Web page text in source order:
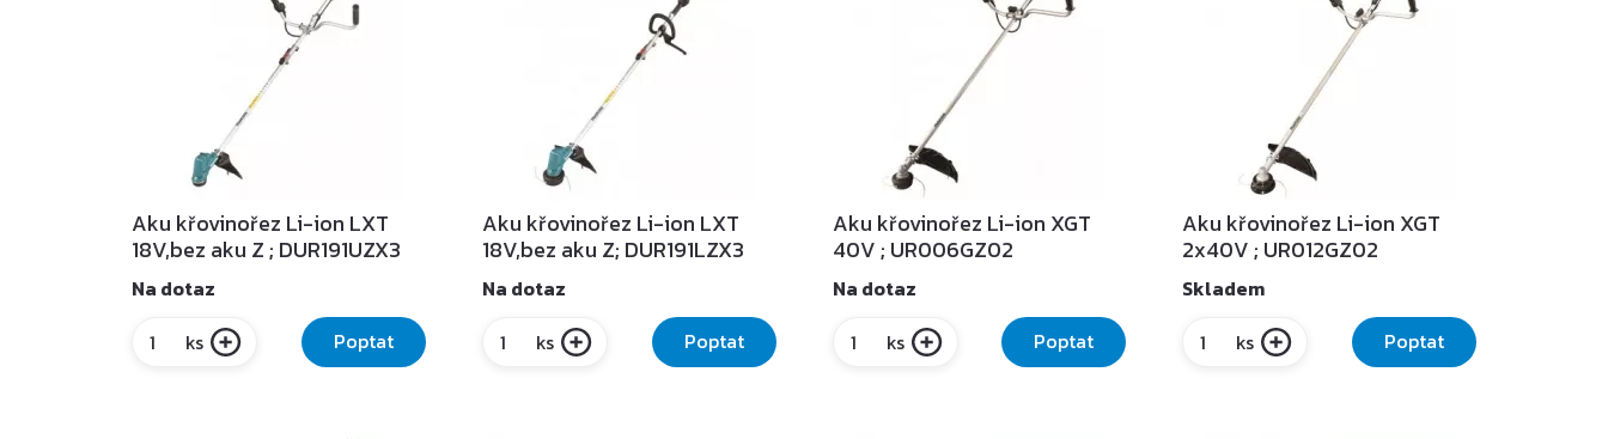
Aku křovinořez Li-ion LXT
18V,bez aku Z ; DUR191UZX3
Na dotaz
ks
Poptat
Aku křovinořez Li-ion LXT
18V,bez aku Z; DUR191LZX3
Na dotaz
ks
Poptat
Aku křovinořez Li-ion XGT
40V ; UR006GZ02
Na dotaz
ks
Poptat
Aku křovinořez Li-ion XGT
2x40V ; UR012GZ02
Skladem
ks
Poptat